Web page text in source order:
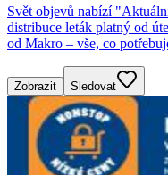
Svět objevů nabízí
distribuce leták platný od
od Makro – vše, co
Zobrazit Sledovat